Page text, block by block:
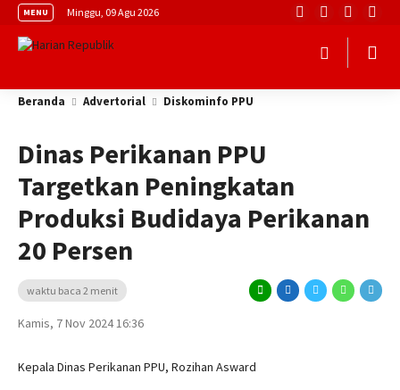
MENU Minggu, 09 Agu 2026
Beranda Advertorial Diskominfo PPU
Dinas Perikanan PPU
Targetkan Peningkatan
Produksi Budidaya Perikanan
20 Persen
waktu baca 2 menit
Kamis, 7 Nov 2024 16:36
Kepala Dinas Perikanan PPU, Rozihan Asward